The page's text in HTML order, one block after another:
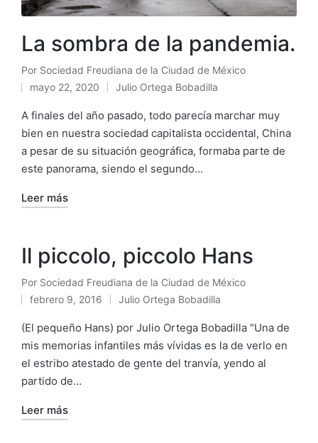
La sombra de la pandemia.
Publicado
por
Por Sociedad Freudiana de la Ciudad de México
mayo 22, 2020
Publicado
en
Julio Ortega Bobadilla
A finales del año pasado, todo parecía marchar muy
bien en nuestra sociedad capitalista occidental, China
a pesar de su situación geográfica, formaba parte de
este panorama, siendo el segundo…
Leer más
Il piccolo, piccolo Hans
Publicado
por
Por Sociedad Freudiana de la Ciudad de México
febrero 9, 2016
Publicado
en
Julio Ortega Bobadilla
(El pequeño Hans) por Julio Ortega Bobadilla "Una de
mis memorias infantiles más vívidas es la de verlo en
el estribo atestado de gente del tranvía, yendo al
partido de…
Leer más